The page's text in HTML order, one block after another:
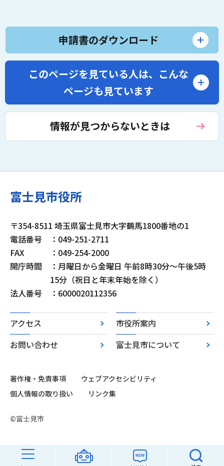
申請書のダウンロード
このページを見ている人は、 こんな
ページも見ています
情報が見つからないときは
富士見市役所
〒354-8511 埼玉県富士見市大字鶴馬1800番地の1
電話番号
：049-251-2711
FAX
：049-254-2000
開庁時間
：月曜日から金曜日 午前8時30分～午後5時
15分（祝日と年末年始を除く）
法人番号
：6000020112356
アクセス
市役所案内
お問い合わせ
富士見市について
著作権・免責事項
ウェブアクセシビリティ
個人情報の取り扱い
リンク集
©富士見市